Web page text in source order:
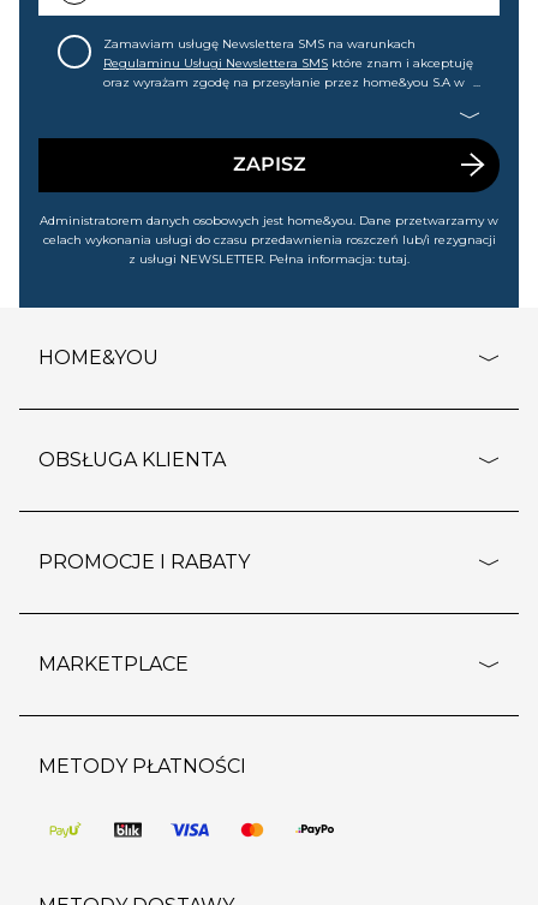
Zamawiam usługę Newslettera SMS na warunkach
Regulaminu Usługi Newslettera SMS które znam i akceptuję
oraz wyrażam zgodę na przesyłanie przez home&you S.A w
wyprzedażach). Wiem, że mogę tę zgodę w każdej chwili
ZAPISZ
Administratorem danych osobowych jest home&you. Dane przetwarzamy w
celach wykonania usługi do czasu przedawnienia roszczeń lub/i rezygnacji
z usługi NEWSLETTER. Pełna informacja: tutaj.
HOME&YOU
o firmie
polityka prywatności
kontakt
OBSŁUGA KLIENTA
dostawy i płatność
wypis z subskrypcji
regulamin sklepu
pozostałe regulaminy
PROMOCJE I RABATY
outlet
regulaminy promocji
MARKETPLACE
strefa marek
pomoc dla sprzedawców
METODY PŁATNOŚCI